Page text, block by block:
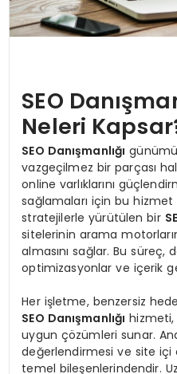
SEO
Neleri
SEO Danışmanlığı
vazgeçilmez bir parçası
online varlıklarını
sağlamaları için bu
stratejilerle yürütülen bir
sitelerinin arama
almasını sağlar. Bu süreç,
optimizasyonlar ve içerik
Her işletme, benzersiz
SEO Danışmanlığı hizmeti,
uygun çözümleri sunar.
değerlendirmesi ve site
temel bileşenlerindendir.